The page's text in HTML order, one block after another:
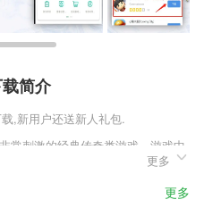
简介
,新用户还送新人礼包.
常刺激的经典传奇类游戏，游戏中
、道三大老将，可以说玩家对于这
虽然熟悉但是这三大职业的技能和
更多
更多